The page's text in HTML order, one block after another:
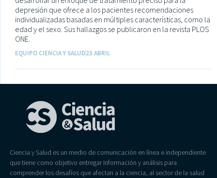
depresión que ofrece a los pacientes recomendaciones
individualizadas basadas en múltiples características, como la
edad y el sexo. Sus hallazgos se publicaron en la revista PLOS
ONE.
EQUIPO CIENCIA Y SALUD23 ABRIL
Ciencia y Salud es un medio de comunicación en línea e independiente
que tiene como objetivo entregar información y análisis para
comprender los desafíos que afectan a la ciencia, al sector de la salud